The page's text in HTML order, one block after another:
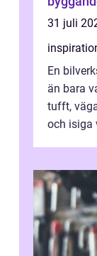
31 juli
En
än bara
tufft,
och isiga